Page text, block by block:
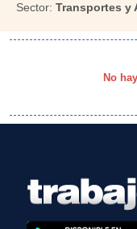
Sector: Transportes y
No